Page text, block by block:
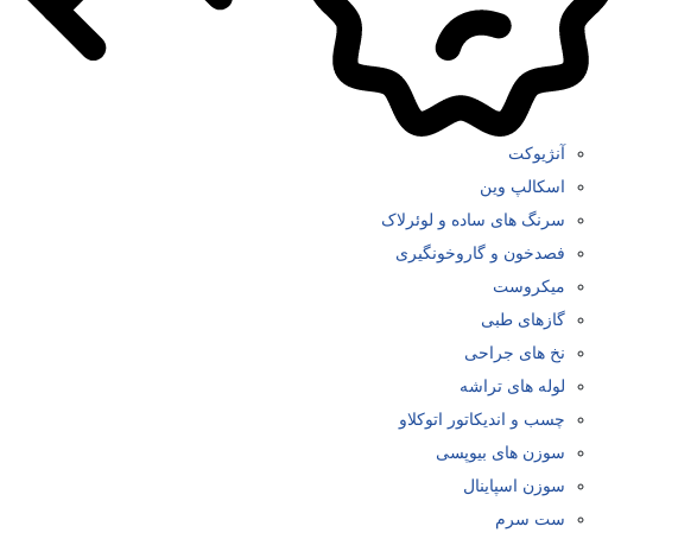
آنژیوکت
اسکالپ وین
سرنگ های ساده و لوئرلاک
فصدخون و گاروخونگیری
میکروست
گازهای طبی
نخ های جراحی
لوله های تراشه
چسب و اندیکاتور اتوکلاو
سوزن های بیوپسی
سوزن اسپاینال
ست سرم